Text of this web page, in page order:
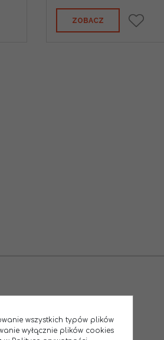
ZOBACZ
wszystkich typów plików
wyłącznie plików cookies